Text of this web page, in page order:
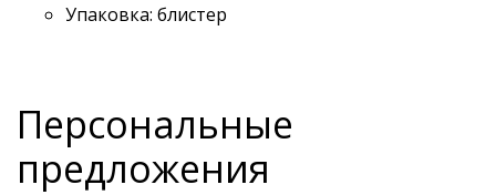
Упаковка: блистер
Персональные
предложения